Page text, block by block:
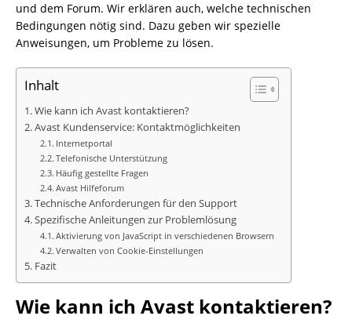
und dem Forum. Wir erklären auch, welche technischen
Bedingungen nötig sind. Dazu geben wir spezielle
Anweisungen, um Probleme zu lösen.
Inhalt
Wie kann ich Avast kontaktieren?
Avast Kundenservice: Kontaktmöglichkeiten
Internetportal
Telefonische Unterstützung
Häufig gestellte Fragen
Avast Hilfeforum
Technische Anforderungen für den Support
Spezifische Anleitungen zur Problemlösung
Aktivierung von JavaScript in verschiedenen Browsern
Verwalten von Cookie-Einstellungen
Fazit
Wie kann ich Avast kontaktieren?